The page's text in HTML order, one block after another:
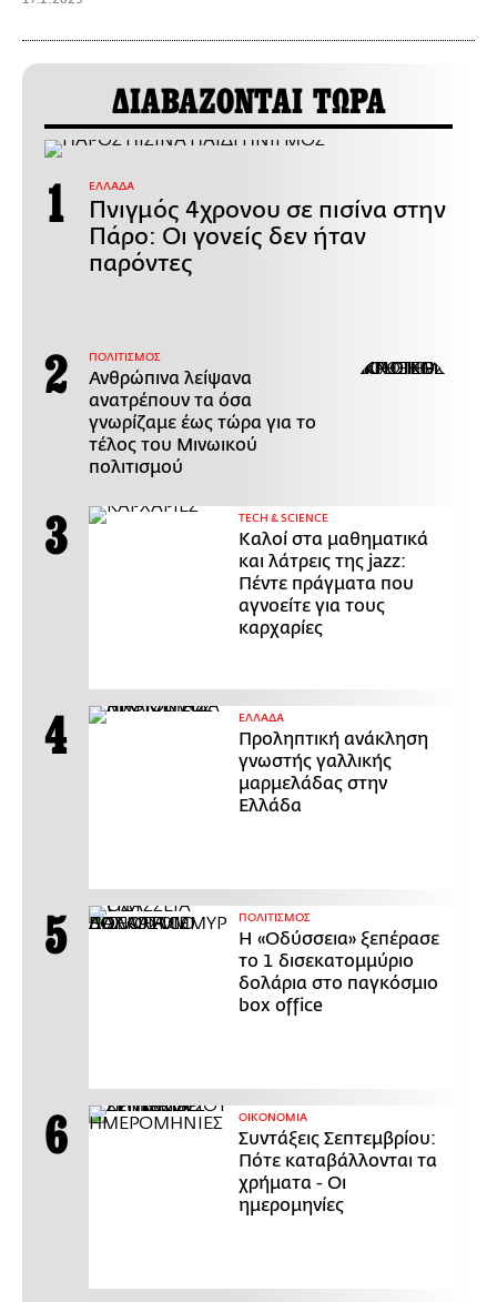
ΔΙΑΒΑΖΟΝΤΑΙ ΤΩΡΑ
ΕΛΛΑΔΑ
Πνιγμός 4χρονου σε πισίνα στην
Πάρο: Οι γονείς δεν ήταν
παρόντες
ΠΟΛΙΤΙΣΜΟΣ
Ανθρώπινα λείψανα
ανατρέπουν τα όσα
γνωρίζαμε έως τώρα για το
τέλος του Μινωικού
πολιτισμού
ΤECH & SCIENCE
Καλοί στα μαθηματικά
και λάτρεις της jazz:
Πέντε πράγματα που
αγνοείτε για τους
καρχαρίες
ΕΛΛΑΔΑ
Προληπτική ανάκληση
γνωστής γαλλικής
μαρμελάδας στην
Ελλάδα
ΠΟΛΙΤΙΣΜΟΣ
Η «Οδύσσεια» ξεπέρασε
το 1 δισεκατομμύριο
δολάρια στο παγκόσμιο
box office
ΟΙΚΟΝΟΜΙΑ
Συντάξεις Σεπτεμβρίου:
Πότε καταβάλλονται τα
χρήματα - Οι
ημερομηνίες